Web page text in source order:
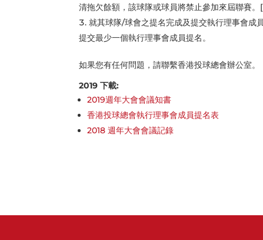
清拖欠餘額，該球隊或球員將禁止參加來屆聯賽。[
就其球隊/球會之提名完成及提交執行理事會成
提交最少一個執行理事會成員提名。
如果您有任何問題，請聯繫香港投球總會辦公室。
2019 下載:
2019週年大會會議知書
香港投球總會執行理事會成員提名表
2018 週年大會會議記錄